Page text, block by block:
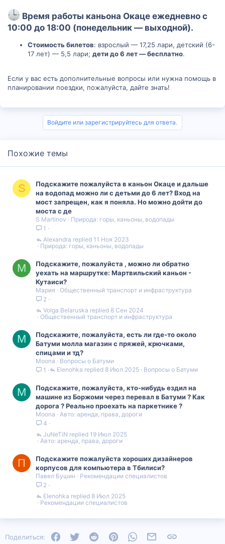
Время работы каньона Окацеежедневно с
10:00 до 18:00 (понедельник — выходной).​
Стоимость билетов: взрослый — 17,25 лари, детский (6-
17 лет) — 5,5 лари; дети до 6 лет — бесплатно.
Если у вас есть дополнительные вопросы или нужна помощь в
планировании поездки, пожалуйста, дайте знать!
Войдите или зарегистрируйтесь для ответа.
Похожие темы
S
Подскажите пожалуйста в каньон Окаце и дальше
на водопад можно ли с детьми до 6 лет? Вход на
мост запрещен, как я поняла. Но можно дойти до
моста с де
S Martinov
Природа: горы, каньоны, водопады
1
Природа: горы, каньоны, водопады
11 Ноя 2023
Alexandra
М
Подскажите, пожалуйста , можно ли обратно
уехать на маршрутке: Мартвильский каньон -
Кутаиси?
Мария
Общественный транспорт и инфраструктура
2
Общественный транспорт и инфраструктура
8 Сен 2024
Volga.Belaruska
M
Подскажите, пожалуйста, есть ли где-то около
Батуми молла магазин с пряжей, крючками,
спицами и тд?
Moona
Вопросы о Батуми
1
Вопросы о Батуми
8 Июл 2025
Elenohka
M
Подскажите, пожалуйста, кто-нибудь ездил на
машине из Боржоми через перевал в Батуми ? Как
дорога ? Реально проехать на паркетнике ?
Moona
Авто: аренда, права, дороги
4
Авто: аренда, права, дороги
19 Июл 2025
JuNeTiN
П
Подскажите пожалуйста хороших дизайнеров
корпусов для компьютера в Тбилиси?
Павел Бушин
Рекомендации специалистов
2
Рекомендации специалистов
8 Июл 2025
Elenohka
Поделиться: FacebookTwitter Reddit PinterestWhatsAppЭлектронная почта